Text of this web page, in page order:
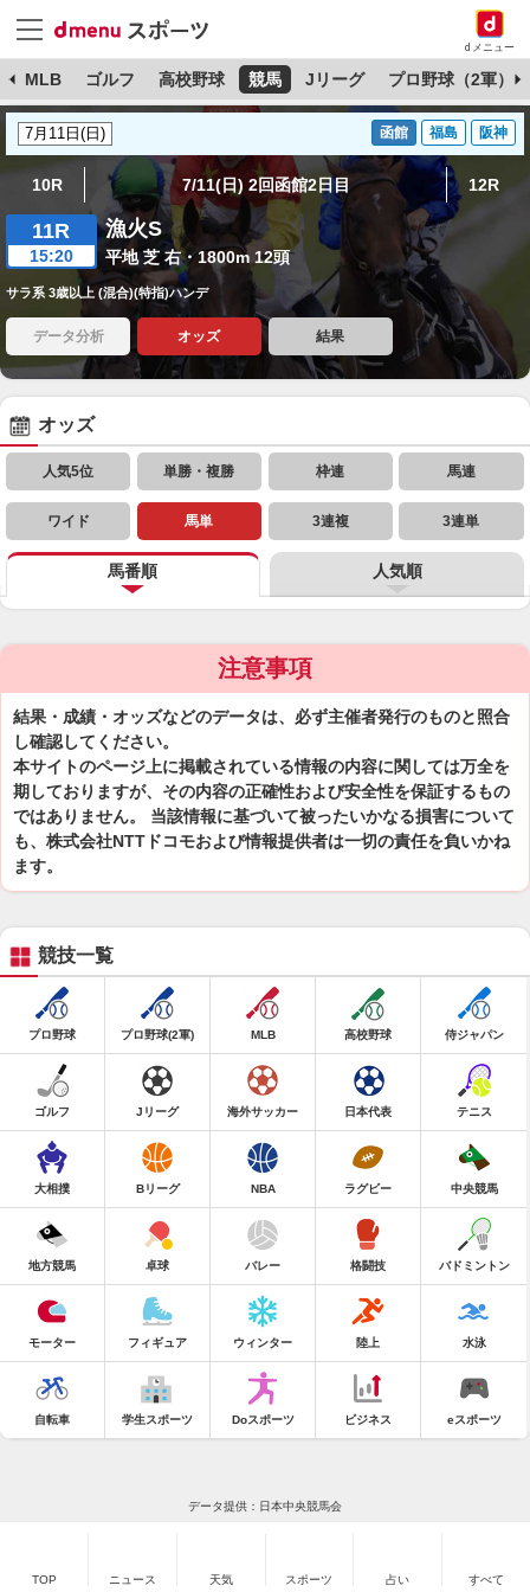
dメニュー
MLB ゴルフ 高校野球 競馬 Jリーグ プロ野球（2軍）
函館 福島 阪神
10R 7/11(日) 2回函館2日目 12R
11R
15:20
漁火S
平地 芝 右・1800m 12頭
サラ系 3歳以上 (混合)(特指)ハンデ
データ分析 オッズ 結果
オッズ
人気5位 単勝・複勝 枠連 馬連
ワイド 馬単 3連複 3連単
馬番順 人気順
注意事項
結果・成績・オッズなどのデータは、必ず主催者発行のものと照合
し確認してください。
本サイトのページ上に掲載されている情報の内容に関しては万全を
期しておりますが、その内容の正確性および安全性を保証するもの
ではありません。 当該情報に基づいて被ったいかなる損害について
も、株式会社NTTドコモおよび情報提供者は一切の責任を負いかね
ます。
競技一覧
プロ野球 プロ野球(2軍) MLB 高校野球 侍ジャパン
ゴルフ Jリーグ 海外サッカー 日本代表 テニス
大相撲 Bリーグ NBA ラグビー 中央競馬
地方競馬 卓球 バレー 格闘技 バドミントン
モーター フィギュア ウィンター 陸上 水泳
自転車 学生スポーツ Doスポーツ ビジネス eスポーツ
データ提供：日本中央競馬会
TOP ニュース 天気 スポーツ 占い すべて